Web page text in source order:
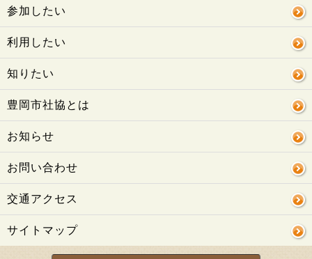
参加したい
利用したい
知りたい
豊岡市社協とは
お知らせ
お問い合わせ
交通アクセス
サイトマップ